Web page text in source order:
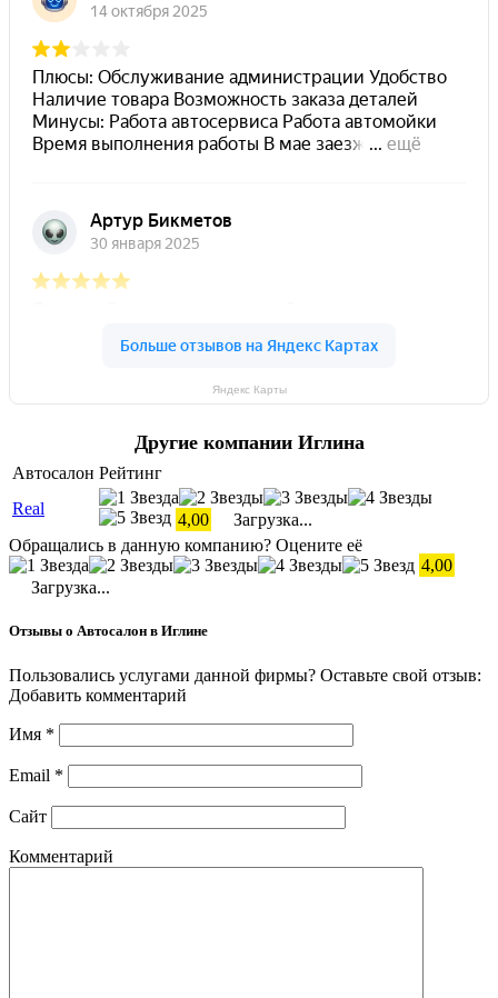
Яндекс Карты
Другие компании Иглина
Автосалон Рейтинг
Real
4,00
Загрузка...
Обращались в данную компанию? Оцените её
4,00
Загрузка...
Отзывы о Автосалон в Иглине
Пользовались услугами данной фирмы? Оставьте свой отзыв:
Добавить комментарий
Имя *
Email *
Сайт
Комментарий